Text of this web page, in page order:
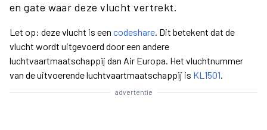
en gate waar deze vlucht vertrekt.
Let op: deze vlucht is een codeshare. Dit betekent dat de
vlucht wordt uitgevoerd door een andere
luchtvaartmaatschappij dan Air Europa. Het vluchtnummer
van de uitvoerende luchtvaartmaatschappij is KL1501.
advertentie